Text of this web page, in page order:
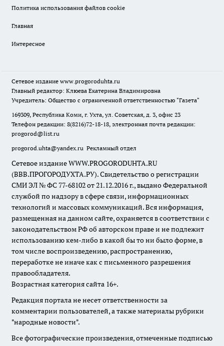
Политика использования файлов cookie
Главная
Интересное
Сетевое издание www.progoroduhta.ru
Главный редактор: Клюева Екатерина Владимировна
Учредитель: Общество с ограниченной ответственностью "Газета"
169309, Республика Коми, г. Ухта, ул. Советская, д. 3, офис 23
Телефон редакции: 8(8216)72-18-18, электронная почта редакции:
progorod@list.ru
progorod.uhta@yandex.ru Рекламный отдел
Сетевое издание WWW.PROGORODUHTA.RU
(ВВВ.ПРОГОРОДУХТА.РУ). Свидетельство о регистрации
СМИ ЭЛ № ФС 77-68102 от 21.12.2016 г., выдано Федеральной
службой по надзору в сфере связи, информационных
технологий и массовых коммуникаций. Вся информация,
размещенная на данном сайте, охраняется в соответствии с
законодательством РФ об авторском праве и не подлежит
использованию кем-либо в какой бы то ни было форме, в
том числе воспроизведению, распространению,
переработке не иначе как с письменного разрешения
правообладателя.
Возрастная категория сайта 16+.
Редакция портала не несет ответственности за
комментарии пользователей, а также материалы рубрики
"народные новости".
Все фотографические произведения, отмеченные подписью